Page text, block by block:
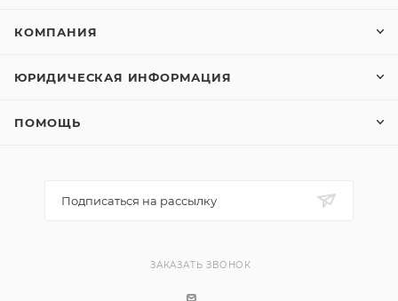
КОМПАНИЯ
ЮРИДИЧЕСКАЯ ИНФОРМАЦИЯ
ПОМОЩЬ
Подписаться на рассылку
ЗАКАЗАТЬ ЗВОНОК